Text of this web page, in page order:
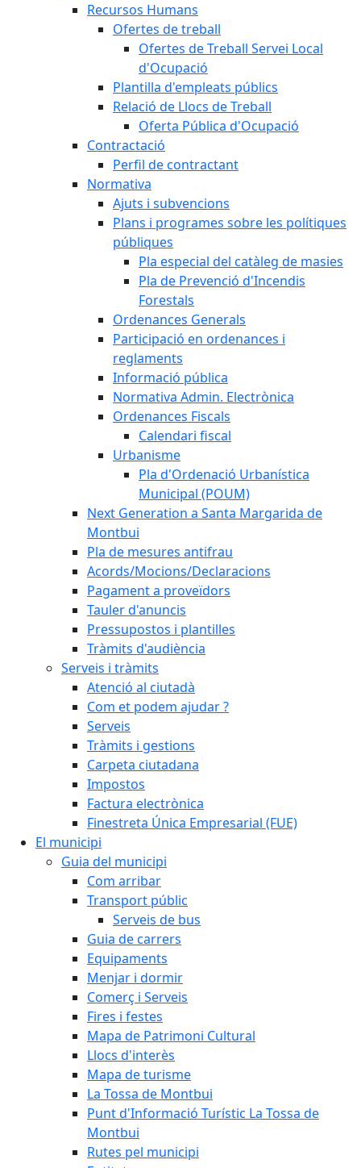
Recursos Humans
Ofertes de treball
Ofertes de Treball Servei Local
d'Ocupació
Plantilla d'empleats públics
Relació de Llocs de Treball
Oferta Pública d'Ocupació
Contractació
Perfil de contractant
Normativa
Ajuts i subvencions
Plans i programes sobre les polítiques
públiques
Pla especial del catàleg de masies
Pla de Prevenció d'Incendis
Forestals
Ordenances Generals
Participació en ordenances i
reglaments
Informació pública
Normativa Admin. Electrònica
Ordenances Fiscals
Calendari fiscal
Urbanisme
Pla d'Ordenació Urbanística
Municipal (POUM)
Next Generation a Santa Margarida de
Montbui
Pla de mesures antifrau
Acords/Mocions/Declaracions
Pagament a proveïdors
Tauler d'anuncis
Pressupostos i plantilles
Tràmits d'audiència
Serveis i tràmits
Atenció al ciutadà
Com et podem ajudar ?
Serveis
Tràmits i gestions
Carpeta ciutadana
Impostos
Factura electrònica
Finestreta Única Empresarial (FUE)
El municipi
Guia del municipi
Com arribar
Transport públic
Serveis de bus
Guia de carrers
Equipaments
Menjar i dormir
Comerç i Serveis
Fires i festes
Mapa de Patrimoni Cultural
Llocs d'interès
Mapa de turisme
La Tossa de Montbui
Punt d'Informació Turístic La Tossa de
Montbui
Rutes pel municipi